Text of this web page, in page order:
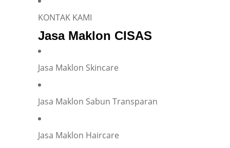
KONTAK KAMI
Jasa Maklon CISAS
Jasa Maklon Skincare
Jasa Maklon Sabun Transparan
Jasa Maklon Haircare